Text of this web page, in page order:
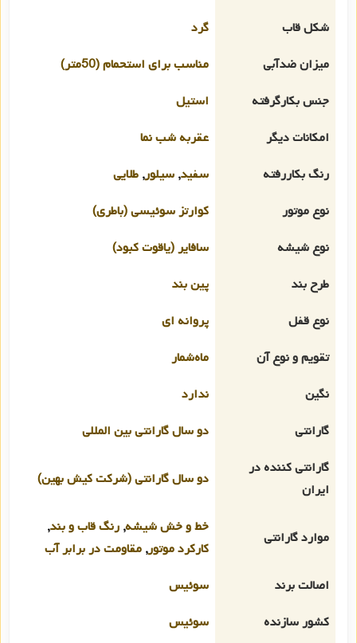
شکل قاب
گرد
میزان ضدآبی
مناسب برای استحمام (50متر)
جنس بکارگرفته
استیل
امکانات دیگر
عقربه شب نما
رنگ بکاررفته
سفید, سیلور, طلایی
نوع موتور
کوارتز سوئیسی (باطری)
نوع شیشه
سافایر (یاقوت کبود)
طرح بند
پین بند
نوع قفل
پروانه ای
تقویم و نوع آن
ماه‌شمار
نگین
ندارد
گارانتی
دو سال گارانتی بین المللی
گارانتی کننده در
ایران
دو سال گارانتی (شرکت کیش بهین)
موارد گارانتی
خط و خش شیشه, رنگ قاب و بند,
کارکرد موتور, مقاومت در برابر آب
اصالت برند
سوئیس
کشور سازنده
سوئیس